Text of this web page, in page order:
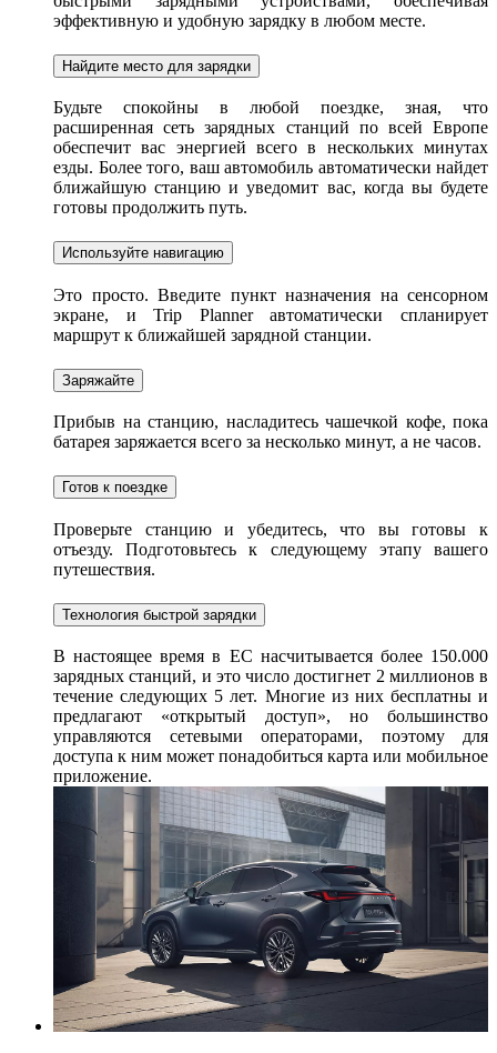
эффективную и удобную зарядку в любом месте.
Найдите место для зарядки
Будьте спокойны в любой поездке, зная, что
расширенная сеть зарядных станций по всей Европе
обеспечит вас энергией всего в нескольких минутах
езды. Более того, ваш автомобиль автоматически найдет
ближайшую станцию и уведомит вас, когда вы будете
готовы продолжить путь.
Используйте навигацию
Это просто. Введите пункт назначения на сенсорном
экране, и Trip Planner автоматически спланирует
маршрут к ближайшей зарядной станции.
Заряжайте
Прибыв на станцию, насладитесь чашечкой кофе, пока
батарея заряжается всего за несколько минут, а не часов.
Готов к поездке
Проверьте станцию и убедитесь, что вы готовы к
отъезду. Подготовьтесь к следующему этапу вашего
путешествия.
Технология быстрой зарядки
В настоящее время в ЕС насчитывается более 150.000
зарядных станций, и это число достигнет 2 миллионов в
течение следующих 5 лет. Многие из них бесплатны и
предлагают «открытый доступ», но большинство
управляются сетевыми операторами, поэтому для
доступа к ним может понадобиться карта или мобильное
приложение.